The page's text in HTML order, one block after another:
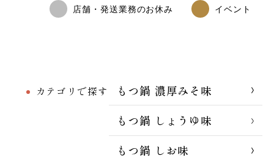
カテゴリで探す
もつ鍋 濃厚みそ味
もつ鍋 しょうゆ味
もつ鍋 しお味
店舗・発送業務のお休み イベント